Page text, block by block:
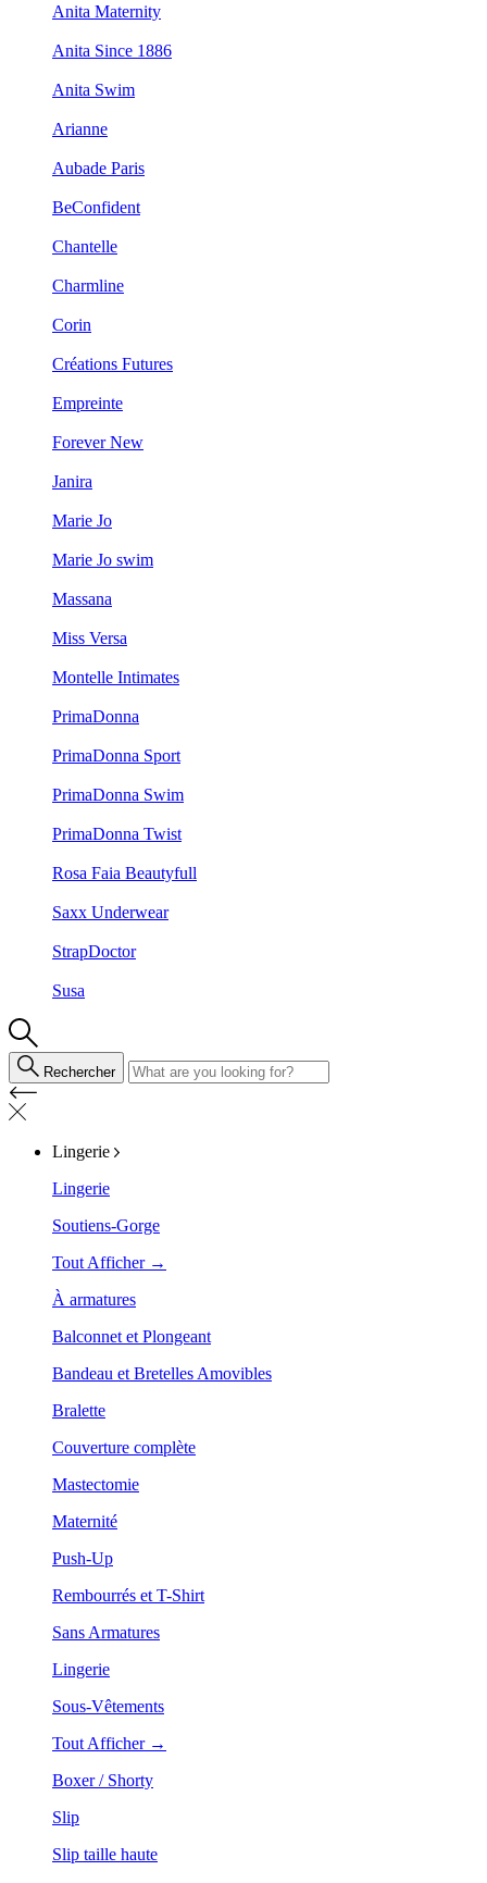
Anita Maternity
Anita Since 1886
Anita Swim
Arianne
Aubade Paris
BeConfident
Chantelle
Charmline
Corin
Créations Futures
Empreinte
Forever New
Janira
Marie Jo
Marie Jo swim
Massana
Miss Versa
Montelle Intimates
PrimaDonna
PrimaDonna Sport
PrimaDonna Swim
PrimaDonna Twist
Rosa Faia Beautyfull
Saxx Underwear
StrapDoctor
Susa
Rechercher
Lingerie
Lingerie
Soutiens-Gorge
Tout Afficher →
À armatures
Balconnet et Plongeant
Bandeau et Bretelles Amovibles
Bralette
Couverture complète
Mastectomie
Maternité
Push-Up
Rembourrés et T-Shirt
Sans Armatures
Lingerie
Sous-Vêtements
Tout Afficher →
Boxer / Shorty
Slip
Slip taille haute